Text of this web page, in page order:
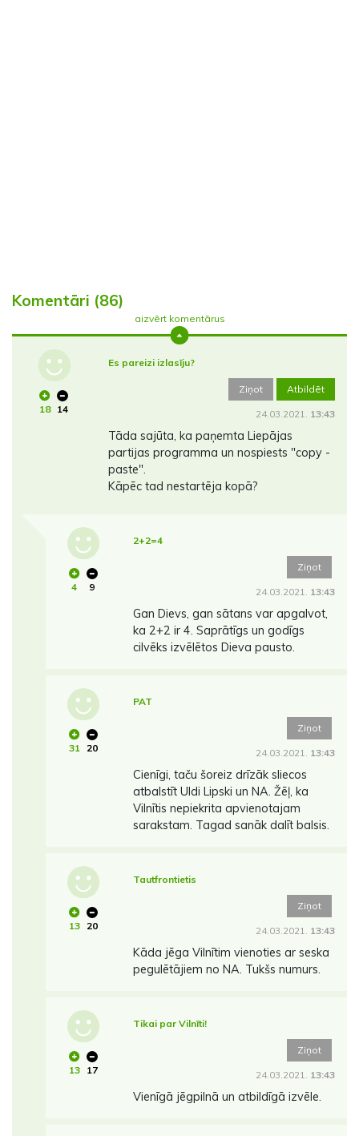
Komentāri (86)
aizvērt komentārus
18 14
Es pareizi izlasīju?
Ziņot Atbildēt
24.03.2021. 13:43
Tāda sajūta, ka paņemta Liepājas
partijas programma un nospiests "copy -
paste".
Kāpēc tad nestartēja kopā?
4 9
2+2=4
Ziņot
24.03.2021. 13:43
Gan Dievs, gan sātans var apgalvot,
ka 2+2 ir 4. Saprātīgs un godīgs
cilvēks izvēlētos Dieva pausto.
31 20
PAT
Ziņot
24.03.2021. 13:43
Cienīgi, taču šoreiz drīzāk sliecos
atbalstīt Uldi Lipski un NA. Žēļ, ka
Vilnītis nepiekrita apvienotajam
sarakstam. Tagad sanāk dalīt balsis.
13 20
Tautfrontietis
Ziņot
24.03.2021. 13:43
Kāda jēga Vilnītim vienoties ar seska
pegulētājiem no NA. Tukšs numurs.
13 17
Tikai par Vilnīti!
Ziņot
24.03.2021. 13:43
Vienīgā jēgpilnā un atbildīgā izvēle.